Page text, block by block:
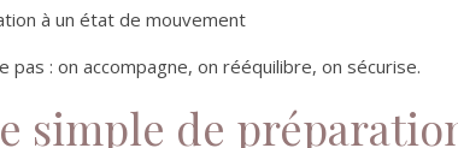
à un état de mouvement
pas : on accompagne, on rééquilibre, on sécurise.
simple de